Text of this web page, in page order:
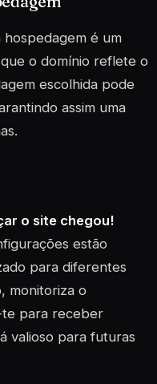
é um
o domínio reflete o
escolhida pode
assim uma
o site chegou!
estão
para diferentes
monitoriza o
para receber
valioso para futuras